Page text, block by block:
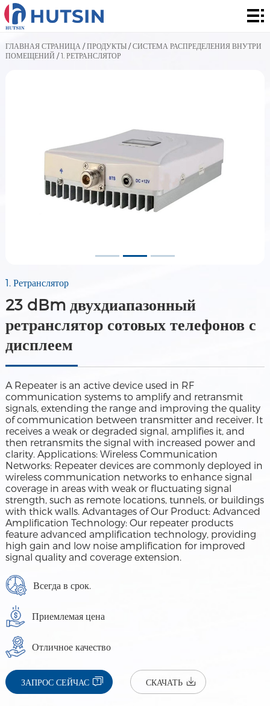
Главная
страница
Продукты
ГЛАВНАЯ СТРАНИЦА /ПРОДУКТЫ/СИСТЕМА РАСПРЕДЕЛЕНИЯ ВНУТРИ
ПОМЕЩЕНИЙ /1. РЕТРАНСЛЯТОР
1. Ретранслятор
23 dBm двухдиапазонный
ретранслятор сотовых телефонов с
дисплеем
A Repeater is an active device used in RF
communication systems to amplify and retransmit
signals, extending the range and improving the quality
of communication between transmitter and receiver. It
receives a weak or degraded signal, amplifies it, and
then retransmits the signal with increased power and
clarity. Applications: Wireless Communication
Networks: Repeater devices are commonly deployed in
wireless communication networks to enhance signal
coverage in areas with weak or fluctuating signal
strength, such as remote locations, tunnels, or buildings
with thick walls. Advantages of Our Product: Advanced
Amplification Technology: Our repeater products
feature advanced amplification technology, providing
high gain and low noise amplification for improved
signal quality and coverage extension.
Всегда в срок.
Приемлемая цена
Отличное качество
ЗАПРОС СЕЙЧАС СКАЧАТЬ